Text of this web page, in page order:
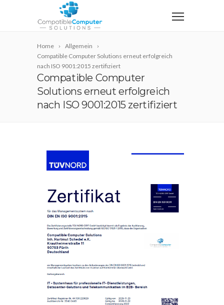
Home
Allgemein
Compatible Computer Solutions erneut erfolgreich
nach ISO 9001:2015 zertifiziert
Compatible Computer
Solutions erneut erfolgreich
nach ISO 9001:2015 zertifiziert